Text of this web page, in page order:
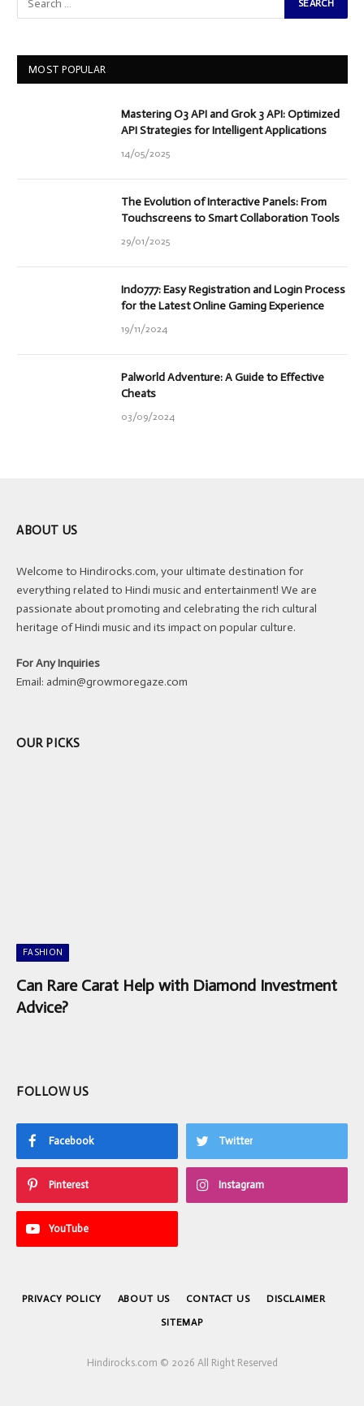
MOST POPULAR
Mastering O3 API and Grok 3 API: Optimized
API Strategies for Intelligent Applications
14/05/2025
The Evolution of Interactive Panels: From
Touchscreens to Smart Collaboration Tools
29/01/2025
Indo777: Easy Registration and Login Process
for the Latest Online Gaming Experience
19/11/2024
Palworld Adventure: A Guide to Effective
Cheats
03/09/2024
ABOUT US
Welcome to Hindirocks.com, your ultimate destination for
everything related to Hindi music and entertainment! We are
passionate about promoting and celebrating the rich cultural
heritage of Hindi music and its impact on popular culture.
For Any Inquiries
Email: admin@growmoregaze.com
OUR PICKS
FASHION
Can Rare Carat Help with Diamond Investment
Advice?
FOLLOW US
Facebook Twitter
Pinterest Instagram
YouTube
PRIVACY POLICY ABOUT US CONTACT US DISCLAIMER
SITEMAP
Hindirocks.com © 2026 All Right Reserved